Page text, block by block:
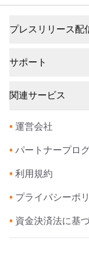
プレスリリース配
サポート
関連サービス
• 運営会社
• パートナープロ
• 利用規約
• プライバシーポ
• 資金決済法に基